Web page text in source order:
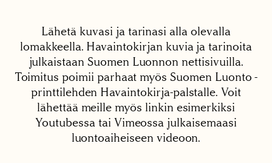
Lähetä kuvasi ja tarinasi alla olevalla
lomakkeella. Havaintokirjan kuvia ja tarinoita
julkaistaan Suomen Luonnon nettisivuilla.
Toimitus poimii parhaat myös Suomen Luonto -
printtilehden Havaintokirja-palstalle. Voit
lähettää meille myös linkin esimerkiksi
Youtubessa tai Vimeossa julkaisemaasi
luontoaiheiseen videoon.